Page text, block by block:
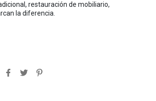
restauración de mobiliario,
la diferencia.